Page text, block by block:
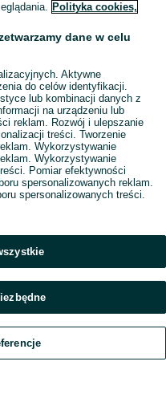
Czat Konto
Polityka cookies,
dane w celu
Aktywne
do celów identyfikacji.
lub kombinacji danych z
na urządzeniu lub
reklam. Rozwój i ulepszanie
treści. Tworzenie
Wykorzystywanie
Wykorzystywanie
Pomiar efektywności
spersonalizowanych reklam.
spersonalizowanych treści.